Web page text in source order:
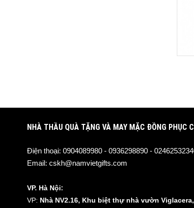
NHÀ THẦU QUÀ TẶNG VÀ MAY MẶC ĐỒNG PHỤC
Điện thoại: 0904089980 - 0936298890 -
Email: cskh@namvietgifts.com
VP. Hà Nội:
VP: Nhà NV2.16, Khu biệt thự nhà vườn